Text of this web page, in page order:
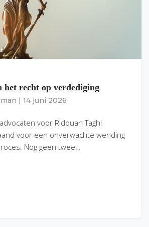
het recht op verdediging
14 juni 2026
voor Ridouan Taghi
voor een onverwachte wending
Nog geen twee…